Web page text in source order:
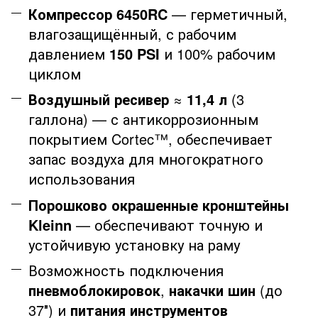
Компрессор 6450RC — герметичный,
влагозащищённый, с рабочим
давлением 150 PSI и 100% рабочим
циклом
Воздушный ресивер ≈ 11,4 л (3
галлона) — с антикоррозионным
покрытием Cortec™, обеспечивает
запас воздуха для многократного
использования
Порошково окрашенные кронштейны
Kleinn — обеспечивают точную и
устойчивую установку на раму
Возможность подключения
пневмоблокировок, накачки шин (до
37″) и питания инструментов